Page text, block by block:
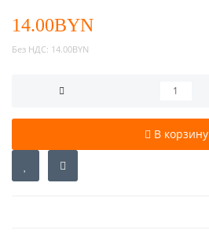
14.00BYN
Без НДС: 14.00BYN
В корзину